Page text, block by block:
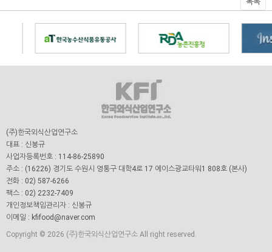
(주)한국외식산업연구소
대표 : 신봉규
사업자등록번호 : 114-86-25890
주소 : (16226) 경기도 수원시 영통구 대학4로 17 에이스광교타워1 808호 (본사)
전화 : 02) 587-6266
팩스 : 02) 2232-7409
개인정보책임관리자 : 신봉규
이메일 : kfifood@naver.com
Copyright © 2026 (주)한국외식산업연구소 All right reserved.